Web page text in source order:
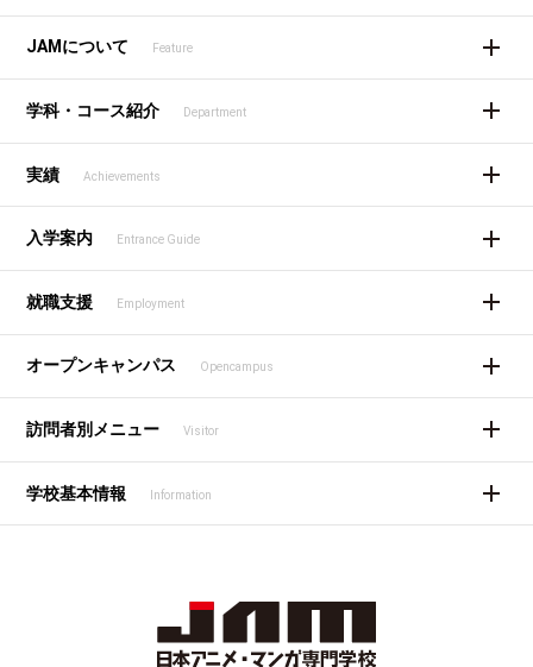
JAMについて Feature
学科・コース紹介 Department
実績 Achievements
入学案内 Entrance Guide
就職支援 Employment
オープンキャンパス Opencampus
訪問者別メニュー Visitor
学校基本情報 Information